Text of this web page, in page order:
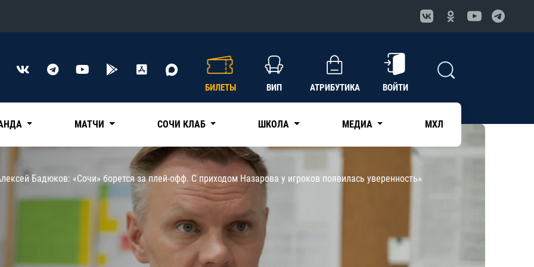
Конференция «Восток»
Трактор
БИЛЕТЫ ВИП АТРИБУТИКА ВОЙТИ
МАТЧИ СОЧИ КЛАБ ШКОЛА МЕДИА МХЛ
Бадюков: «Сочи» борется за плей-офф. С приходом Назарова у игроков появилась уверенность»